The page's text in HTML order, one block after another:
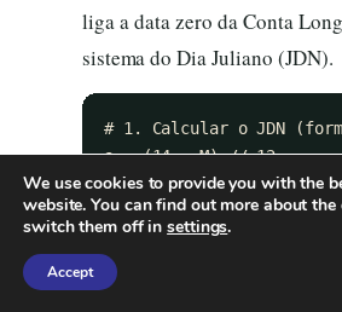
liga a data zero da Conta
sistema do Dia Juliano (JDN).
# 1. Calcular o JDN
a = (14 - M) // 12
y = Y + 4800 - a
m = M + 12*a - 3
JDN = D + ((153*m +
# 2. Dias desde a época
DaysSince = JDN - 584283
We use cookies to provide you with the
website. You can find out more about the
switch them off insettings.
Accept